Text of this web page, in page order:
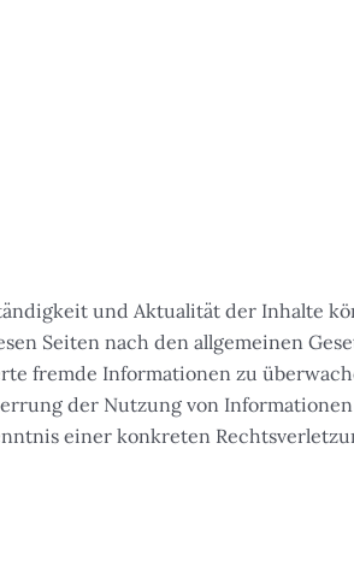
und Aktualität der Inhalte
Seiten nach den allgemeinen
fremde Informationen zu
der Nutzung von
einer konkreten